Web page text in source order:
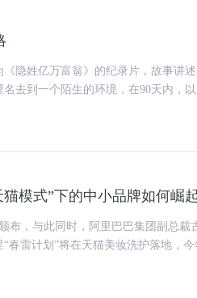
隐姓亿万富翁》的纪录片，故事讲
去到一个陌生的环境，在90天内，
模式”下的中小品牌如何崛
布，与此同时，阿里巴巴集团副总裁
春雷计划”将在天猫美妆洗护落地，